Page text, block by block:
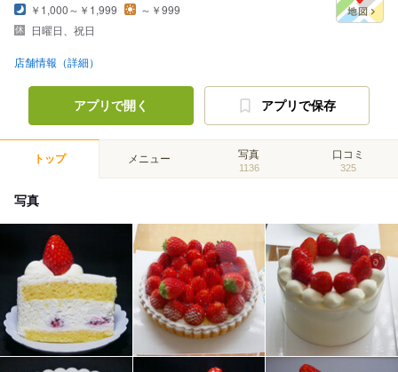
￥1,000～￥1,999
～￥999
日曜日、祝日
店舗情報（詳細）
アプリで開く アプリで保存
トップ メニュー 写真
1136
口コミ
325
写真